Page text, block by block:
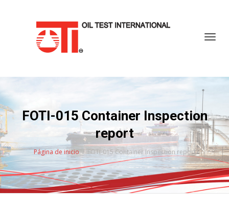
FOTI-015 Container Inspection
report
Página de inicio FOTI-015 Container Inspection report